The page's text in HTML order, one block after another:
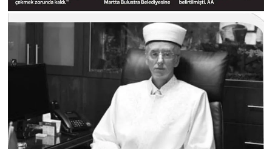
Nevşehir Müftülüğü
Niğde Müftülüğü
Ordu Müftülüğü
Osmaniye Müftülüğü
Rize Müftülüğü